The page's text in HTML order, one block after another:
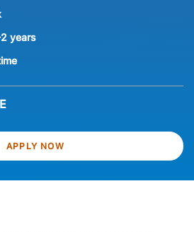
years
APPLY NOW